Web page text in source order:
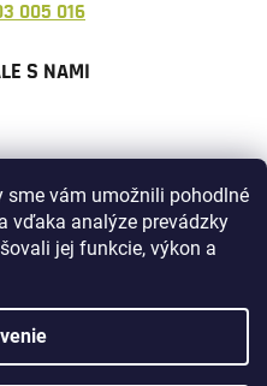
sme vám umožnili pohodlné
vďaka analýze prevádzky
jej funkcie, výkon a
005 016
S NAMI
Shoptet